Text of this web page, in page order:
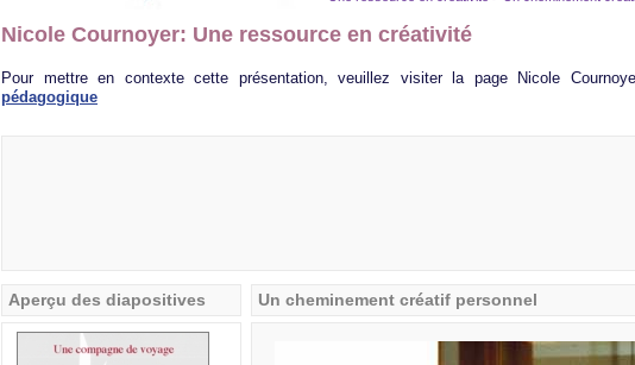
Nicole Cournoyer: Une ressource en créativité
Pour mettre en contexte cette présentation, veuillez visiter la page Nicole
pédagogique
Aperçu des diapositives Un cheminement créatif personnel